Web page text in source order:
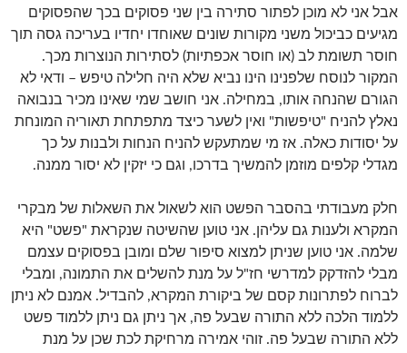
אבל אני לא מוכן לפתור סתירה בין שני פסוקים בכך שהפסוקים
מגיעים כביכול משני מקורות שונים שאוחדו יחדיו בעריכה גסה תוך
חוסר תשומת לב (או חוסר אכפתיות) לסתירות הנוצרות מכך.
המקור לנוסח שלפנינו הינו נביא שלא היה חלילה טיפש – ודאי לא
הגורם שהנחה אותו, במחילה. אני חושב שמי שאינו מכיר בנבואה
נאלץ להניח "טיפשות" ואין לשער כיצד מתפתחת תאוריה המונחת
על יסודות כאלה. אז מי שמתעקש להניח הנחות ולבנות על כך
מגדלי קלפים מוזמן להמשיך בדרכו, וגם כי יזקין לא יסור ממנה.
חלק מעבודתי בהסבר הפשט הוא לשאול את השאלות של מבקרי
המקרא ולענות גם עליהן. אני טוען שהשיטה שנקראת "פשט" היא
שלמה. אני טוען שניתן למצוא סיפור שלם ומובן בפסוקים עצמם
מבלי להזדקק למדרשי חז"ל על מנת להשלים את התמונה, ומבלי
לברוח לפתרונות קסם של ביקורת המקרא, להבדיל. אמנם לא ניתן
ללמוד הלכה ללא התורה שבעל פה, אך ניתן גם ניתן ללמוד פשט
ללא התורה שבעל פה. זוהי אמירה מרחיקת לכת שכן על מנת